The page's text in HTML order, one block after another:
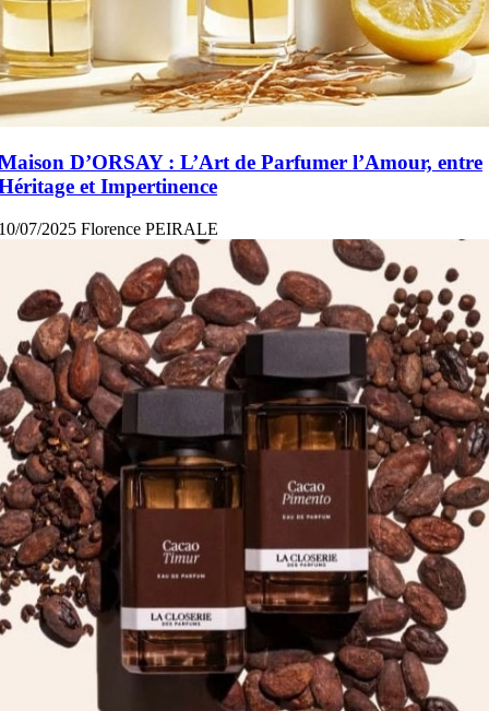
D’ORSAY : L’Art de Parfumer l’Amour, entre
et Impertinence
07/2025 Florence PEIRALE